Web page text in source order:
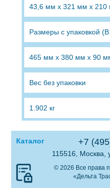
43,6 мм x 321 мм x 210
Размеры с упаковкой
465 мм x 380 мм x 90
Вес без упаковки
1.902 кг
Каталог +7
115516, Москва,
© 2026 Все права
«Дельта